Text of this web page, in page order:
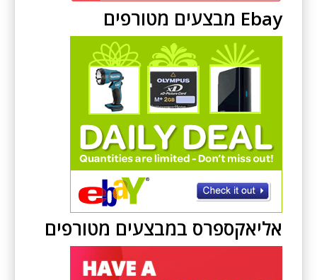
Ebay מבצעים מטורפים
אליאקספרס במבצעים מטורפים